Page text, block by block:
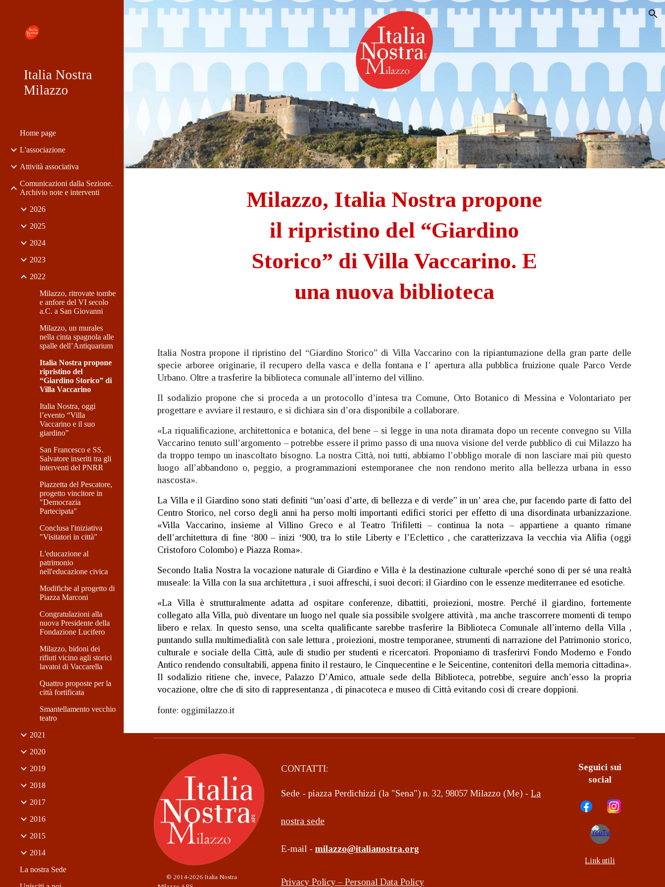
Skip to navigation
Italia Nostra
Milazzo
Home page
L'associazione
Attività associativa
Comunicazioni dalla Sezione.
Archivio note e interventi
2026
2025
2024
2023
2022
Milazzo, ritrovate tombe
e anfore del VI secolo
a.C. a San Giovanni
Milazzo, un murales
nella cinta spagnola alle
spalle dell’Antiquarium
Italia Nostra propone
ripristino del
“Giardino Storico” di
Villa Vaccarino
Italia Nostra, oggi
l’evento “Villa
Vaccarino e il suo
giardino”
San Francesco e SS.
Salvatore inseriti tra gli
interventi del PNRR
Piazzetta del Pescatore,
progetto vincitore in
"Democrazia
Partecipata"
Conclusa l'iniziativa
"Visitatori in città"
L'educazione al
patrimonio
nell'educazione civica
Modifiche al progetto di
Piazza Marconi
Congratulazioni alla
nuova Presidente della
Fondazione Lucifero
Milazzo, bidoni dei
rifiuti vicino agli storici
lavatoi di Vaccarella
Quattro proposte per la
città fortificata
Smantellamento vecchio
teatro
2021
2020
2019
2018
2017
2016
2015
2014
La nostra Sede
Milazzo, Italia Nostra propone
il ripristino del “Giardino
Storico” di Villa Vaccarino. E
una nuova biblioteca
Italia Nostra propone il ripristino del “Giardino Storico” di Villa Vaccarino con la ripiantumazione della gran parte delle
specie arboree originarie, il recupero della vasca e della fontana e I’ apertura alla pubblica fruizione quale Parco Verde
Urbano. Oltre a trasferire la biblioteca comunale all’interno del villino.
Il sodalizio propone che si proceda a un protocollo d’intesa tra Comune, Orto Botanico di Messina e Volontariato per
progettare e avviare il restauro, e si dichiara sin d’ora disponibile a collaborare.
«La riqualificazione, architettonica e botanica, del bene – si legge in una nota diramata dopo un recente convegno su Villa
Vaccarino tenuto sull’argomento – potrebbe essere il primo passo di una nuova visione del verde pubblico di cui Milazzo ha
da troppo tempo un inascoltato bisogno. La nostra Città, noi tutti, abbiamo l’obbligo morale di non lasciare mai più questo
luogo all’abbandono o, peggio, a programmazioni estemporanee che non rendono merito alla bellezza urbana in esso
nascosta».
La Villa e il Giardino sono stati definiti “un’oasi d’arte, di bellezza e di verde” in un’ area che, pur facendo parte di fatto del
Centro Storico, nel corso degli anni ha perso molti importanti edifici storici per effetto di una disordinata urbanizzazione.
«Villa Vaccarino, insieme al Villino Greco e al Teatro Trifiletti – continua la nota – appartiene a quanto rimane
dell’architettura di fine ‘800 – inizi ‘900, tra lo stile Liberty e l’Eclettico , che caratterizzava la vecchia via Alifia (oggi
Cristoforo Colombo) e Piazza Roma».
Secondo Italia Nostra la vocazione naturale di Giardino e Villa è la destinazione culturale «perché sono di per sé una realtà
museale: la Villa con la sua architettura , i suoi affreschi, i suoi decori; il Giardino con le essenze mediterranee ed esotiche.
«La Villa è strutturalmente adatta ad ospitare conferenze, dibattiti, proiezioni, mostre. Perché il giardino, fortemente
collegato alla Villa, può diventare un luogo nel quale sia possibile svolgere attività , ma anche trascorrere momenti di tempo
libero e relax. In questo senso, una scelta qualificante sarebbe trasferire la Biblioteca Comunale all’interno della Villa ,
puntando sulla multimedialità con sale lettura , proiezioni, mostre temporanee, strumenti di narrazione del Patrimonio storico,
culturale e sociale della Città, aule di studio per studenti e ricercatori. Proponiamo di trasferirvi Fondo Moderno e Fondo
Antico rendendo consultabili, appena finito il restauro, le Cinquecentine e le Seicentine, contenitori della memoria cittadina».
Il sodalizio ritiene che, invece, Palazzo D’Amico, attuale sede della Biblioteca, potrebbe, seguire anch’esso la propria
vocazione, oltre che di sito di rappresentanza , di pinacoteca e museo di Città evitando così di creare doppioni.
fonte: oggimilazzo.it
© 2014-2026 Italia Nostra
CONTATTI:
Sede - piazza Perdichizzi (la "Sena") n. 32, 98057 Milazzo (Me) - La
nostra sede
E-mail - milazzo@italianostra.org
Privacy Policy – Personal Data Policy
Seguici sui
social
Link utili